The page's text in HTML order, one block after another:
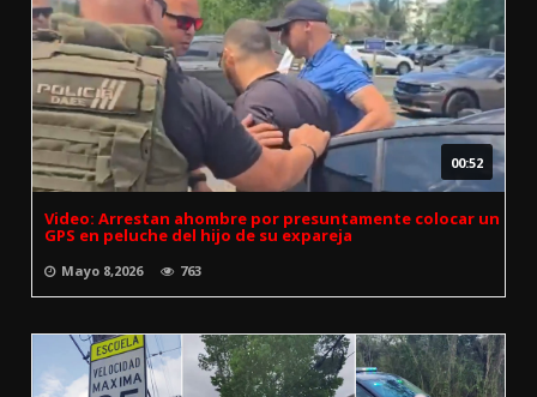
00:52
Video: Arrestan ahombre por presuntamente colocar un
GPS en peluche del hijo de su expareja
Mayo 8,2026 763